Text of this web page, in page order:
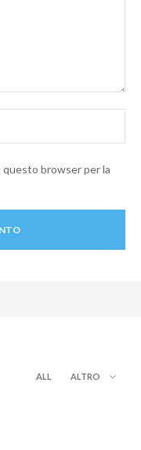
questo browser per la
ALL ALTRO